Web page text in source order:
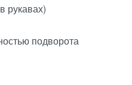
рукавах)
подворота